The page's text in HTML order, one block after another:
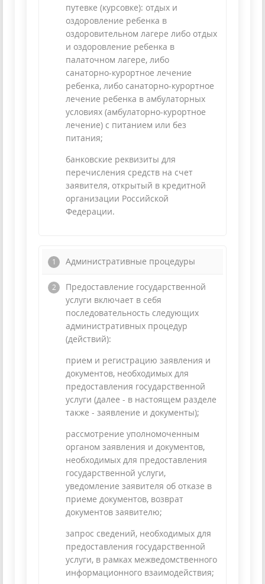
путевке (курсовке): отдых и
оздоровление ребенка в
оздоровительном лагере либо отдых
и оздоровление ребенка в
палаточном лагере, либо
санаторно-курортное лечение
ребенка, либо санаторно-курортное
лечение ребенка в амбулаторных
условиях (амбулаторно-курортное
лечение) с питанием или без
питания;
банковские реквизиты для
перечисления средств на счет
заявителя, открытый в кредитной
организации Российской
Федерации.
Административные процедуры
Предоставление государственной
услуги включает в себя
последовательность следующих
административных процедур
(действий):
прием и регистрацию заявления и
документов, необходимых для
предоставления государственной
услуги (далее - в настоящем разделе
также - заявление и документы);
рассмотрение уполномоченным
органом заявления и документов,
необходимых для предоставления
государственной услуги,
уведомление заявителя об отказе в
приеме документов, возврат
документов заявителю;
запрос сведений, необходимых для
предоставления государственной
услуги, в рамках межведомственного
информационного взаимодействия;